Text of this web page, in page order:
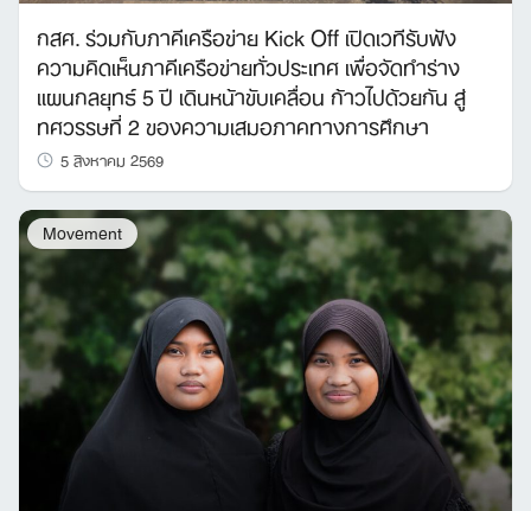
กสศ. ร่วมกับภาคีเครือข่าย Kick Off เปิดเวทีรับฟัง
ความคิดเห็นภาคีเครือข่ายทั่วประเทศ เพื่อจัดทำร่าง
แผนกลยุทธ์ 5 ปี เดินหน้าขับเคลื่อน ก้าวไปด้วยกัน สู่
ทศวรรษที่ 2 ของความเสมอภาคทางการศึกษา
5 สิงหาคม 2569
Movement